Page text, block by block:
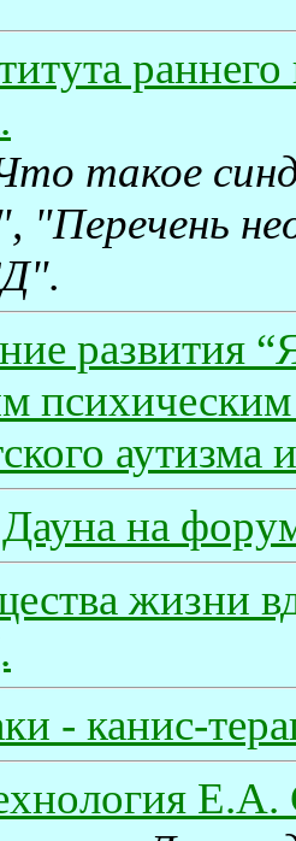
такое
"Перечень
развития
психическим
на
жизни
- канис-
Е.А.